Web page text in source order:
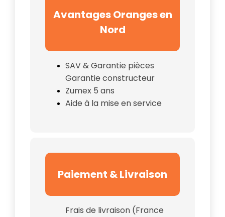
Avantages Oranges en
Nord
SAV & Garantie pièces
Garantie constructeur
Zumex 5 ans
Aide à la mise en service
Paiement & Livraison
Frais de livraison (France